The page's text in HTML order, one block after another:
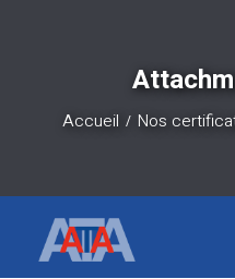
Accueil Nos